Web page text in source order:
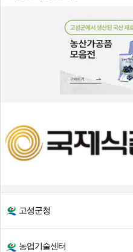
고성군청
농업기술센터